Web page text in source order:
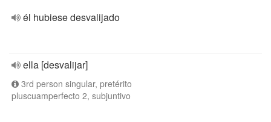
él hubiese desvalijado
ella [desvalijar]
3rd person singular, pretérito
pluscuamperfecto 2, subjuntivo